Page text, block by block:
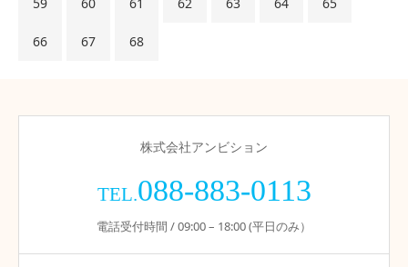
66 67 68
株式会社アンビション
TEL.088-883-0113
電話受付時間 / 09:00 – 18:00 (平日のみ）